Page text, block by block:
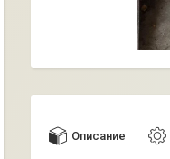
Описание